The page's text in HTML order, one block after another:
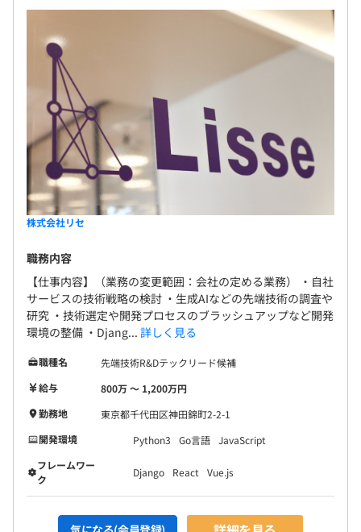
株式会社リセ
職務内容
【仕事内容】（業務の変更範囲：会社の定める業務） ・自社
サービスの技術戦略の検討 ・生成AIなどの先端技術の調査や
研究 ・技術選定や開発プロセスのブラッシュアップなど開発
環境の整備 ・Djang... 詳しく見る
職種名
先端技術R&Dテックリード候補
給与
800万 〜 1,200万円
勤務地
東京都千代田区神田錦町2-2-1
開発環境
Python3 Go言語 JavaScript
フレームワー
ク
Django React Vue.js